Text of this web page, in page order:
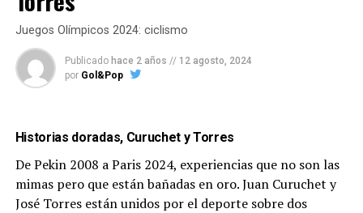
Juegos Olímpicos 2024: ciclismo
Publicado hace 2 años // 12 agosto, 2024
por Gol&Pop
Historias doradas, Curuchet y Torres
De Pekin 2008 a Paris 2024, experiencias que no son las
mimas pero que están bañadas en oro. Juan Curuchet y
José Torres están unidos por el deporte sobre dos